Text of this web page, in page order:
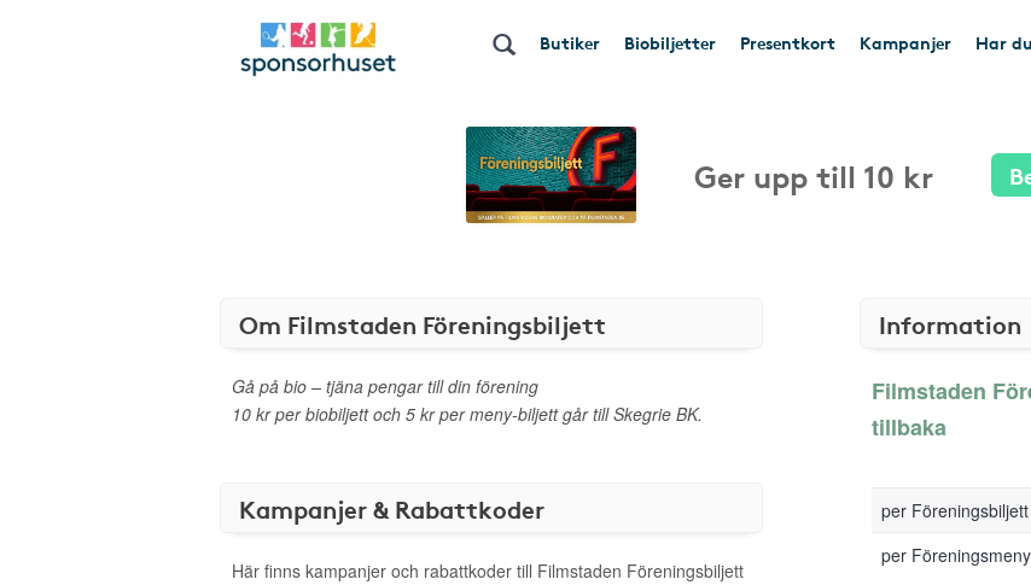
Butiker Biobiljetter Presentkort Kampanjer Har
Ger upp till 10 kr
Om Filmstaden Föreningsbiljett
Gå på bio – tjäna pengar till din förening
10 kr per biobiljett och 5 kr per meny-biljett går till Skegrie BK.
Kampanjer & Rabattkoder
Här finns kampanjer och rabattkoder till Filmstaden Föreningsbiljett
Information
Filmstaden
tillbaka
per Föreningsbiljett
per